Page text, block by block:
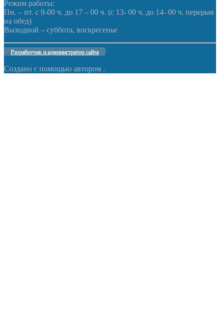
Режим работы:
Пн. – пт. с 9-00 ч. до 17 – 00 ч. (с 13- 00 ч. до 14- 00 ч. перерыв
на обед)
Выходной – суббота, воскресенье
Разработчик и администратор сайта
Создано с помощью автором .